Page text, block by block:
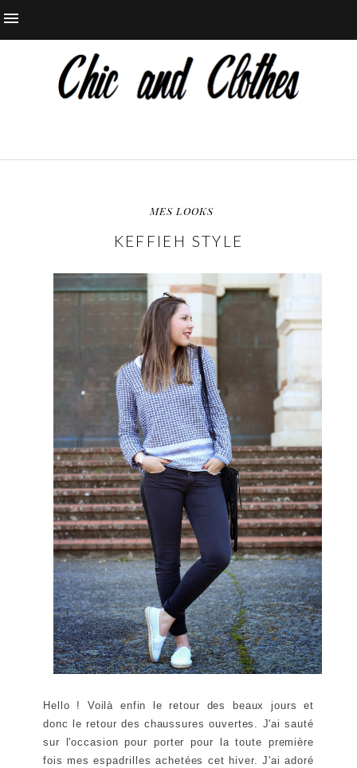
MES LOOKS
KEFFIEH STYLE
Hello ! Voilà enfin le retour des beaux jours et
donc le retour des chaussures ouvertes. J'ai sauté
sur l'occasion pour porter pour la toute première
fois mes espadrilles achetées cet hiver. J'ai adoré